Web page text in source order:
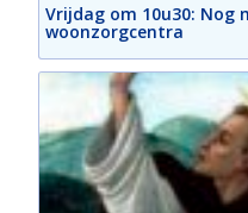
Vrijdag om 10u30: Nog
woonzorgcentra